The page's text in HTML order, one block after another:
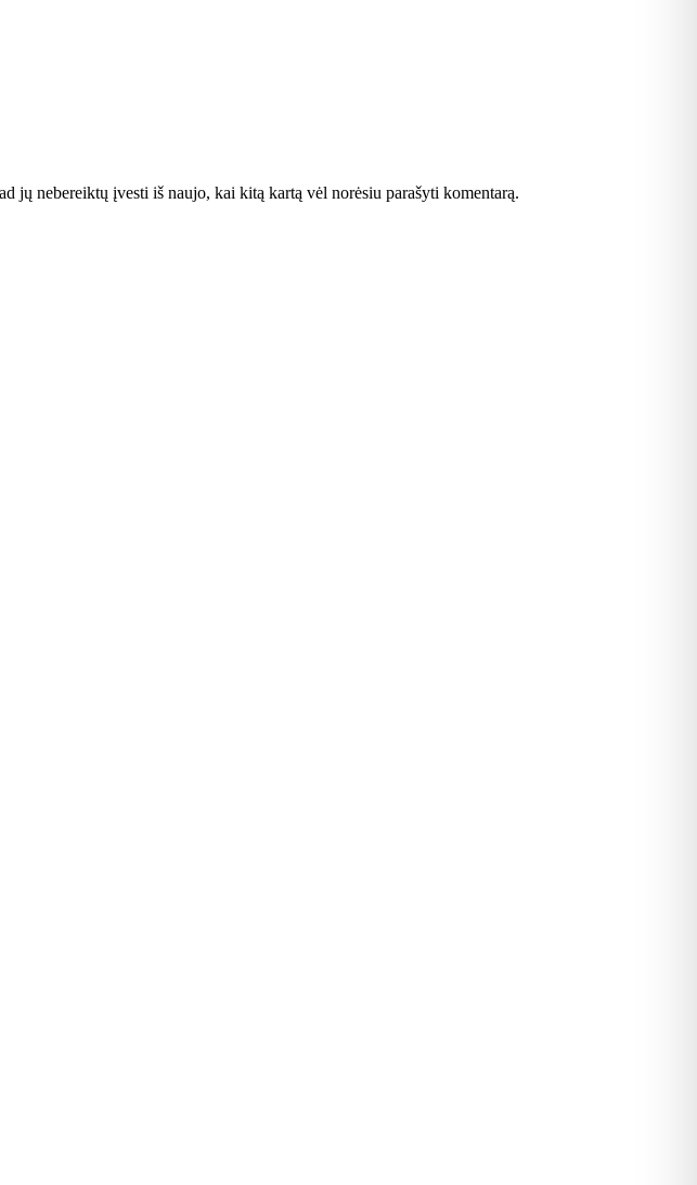
jų nebereiktų įvesti iš naujo, kai kitą kartą vėl norėsiu parašyti komentarą.